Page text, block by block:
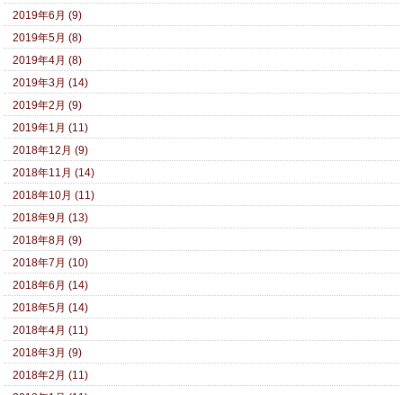
2019年6月 (9)
2019年5月 (8)
2019年4月 (8)
2019年3月 (14)
2019年2月 (9)
2019年1月 (11)
2018年12月 (9)
2018年11月 (14)
2018年10月 (11)
2018年9月 (13)
2018年8月 (9)
2018年7月 (10)
2018年6月 (14)
2018年5月 (14)
2018年4月 (11)
2018年3月 (9)
2018年2月 (11)